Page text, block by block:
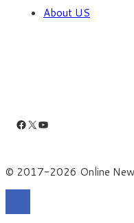
About US
Facebook
X YouTube
© 2017-2026 Online